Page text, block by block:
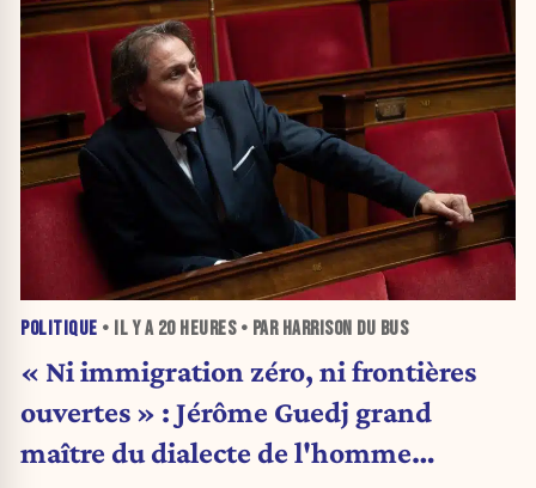
POLITIQUE • IL Y A 20 HEURES• PAR HARRISON DU BUS
« Ni immigration zéro, ni frontières
ouvertes » : Jérôme Guedj grand
maître du dialecte de l'homme